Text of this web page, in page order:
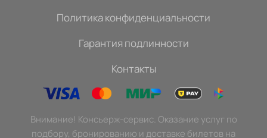
Политика конфиденциальности
Гарантия подлинности
Контакты
Внимание! Консьерж-сервис. Оказание услуг по
подбору, бронированию и доставке билетов на